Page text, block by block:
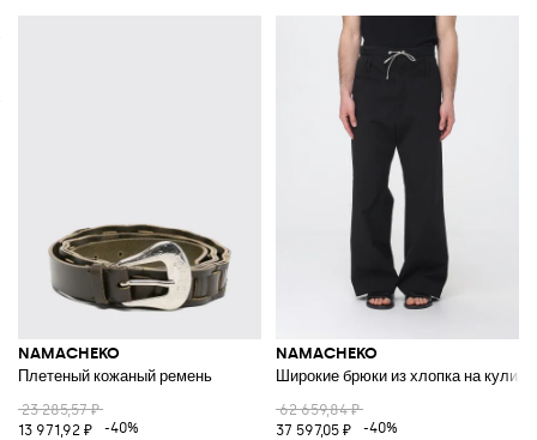
NAMACHEKO
Плетеный кожаный ремень
23 285,57 ₽
13 971,92 ₽
-40%
NAMACHEKO
Широкие брюки из хлопка на
62 659,84 ₽
37 597,05 ₽
-40%